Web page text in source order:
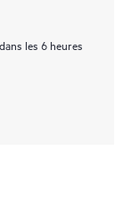
les 6 heures